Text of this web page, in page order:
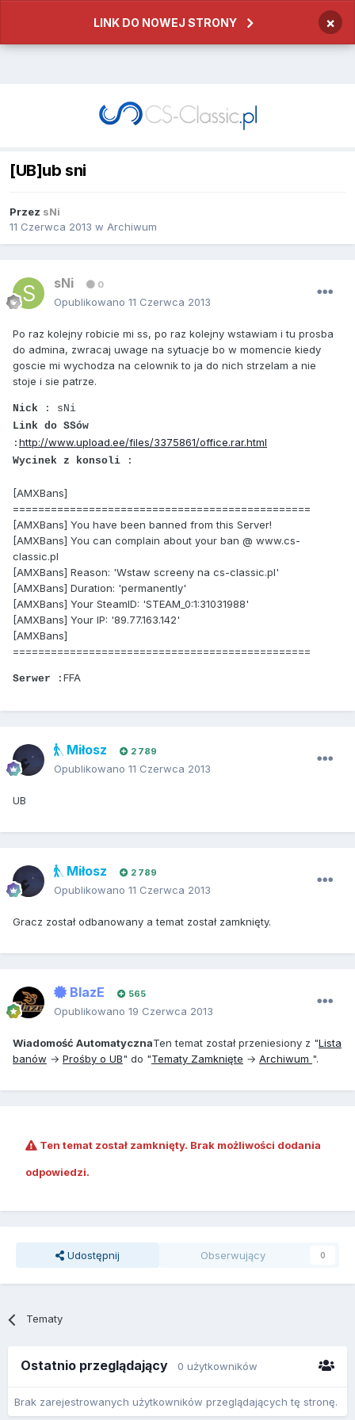
LINK DO NOWEJ STRONY ×
[UB]ub sni
Przez sNi
11 Czerwca 2013 w Archiwum
sNi 0
Opublikowano 11 Czerwca 2013
Po raz kolejny robicie mi ss, po raz kolejny wstawiam i tu prosba
do admina, zwracaj uwage na sytuacje bo w momencie kiedy
goscie mi wychodza na celownik to ja do nich strzelam a nie
stoje i sie patrze.
Nick : sNi
Link do SSów
: http://www.upload.ee/files/3375861/office.rar.html
Wycinek z konsoli :
[AMXBans]
===============================================
[AMXBans] You have been banned from this Server!
[AMXBans] You can complain about your ban @ www.cs-
classic.pl
[AMXBans] Reason: 'Wstaw screeny na cs-classic.pl'
[AMXBans] Duration: 'permanently'
[AMXBans] Your SteamID: 'STEAM_0:1:31031988'
[AMXBans] Your IP: '89.77.163.142'
[AMXBans]
===============================================
Serwer : FFA
Miłosz 2 789
Opublikowano 11 Czerwca 2013
UB
Miłosz 2 789
Opublikowano 11 Czerwca 2013
Gracz został odbanowany a temat został zamknięty.
BlazE 565
Opublikowano 19 Czerwca 2013
Wiadomość AutomatycznaTen temat został przeniesiony z "Lista
banów → Prośby o UB" do "Tematy Zamknięte → Archiwum ".
Ten temat został zamknięty. Brak możliwości dodania
odpowiedzi.
Udostępnij Obserwujący 0
Tematy
Ostatnio przeglądający 0 użytkowników
Brak zarejestrowanych użytkowników przeglądających tę stronę.